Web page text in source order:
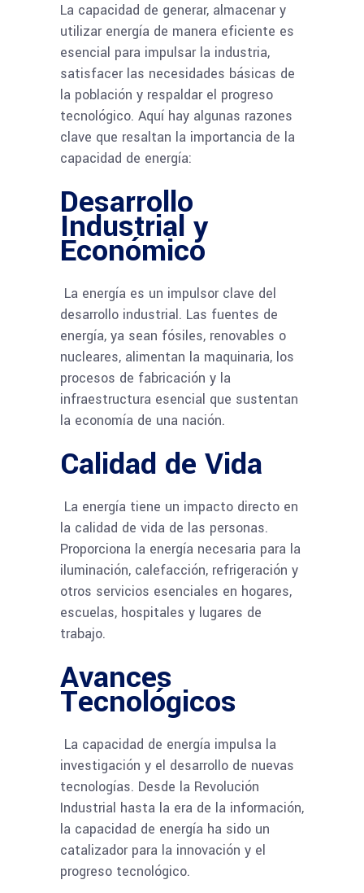
La capacidad de generar, almacenar y
utilizar energía de manera eficiente es
esencial para impulsar la industria,
satisfacer las necesidades básicas de
la población y respaldar el progreso
tecnológico. Aquí hay algunas razones
clave que resaltan la importancia de la
capacidad de energía:
Desarrollo
Industrial y
Económico
La energía es un impulsor clave del
desarrollo industrial. Las fuentes de
energía, ya sean fósiles, renovables o
nucleares, alimentan la maquinaria, los
procesos de fabricación y la
infraestructura esencial que sustentan
la economía de una nación.
Calidad de Vida
La energía tiene un impacto directo en
la calidad de vida de las personas.
Proporciona la energía necesaria para la
iluminación, calefacción, refrigeración y
otros servicios esenciales en hogares,
escuelas, hospitales y lugares de
trabajo.
Avances
Tecnológicos
La capacidad de energía impulsa la
investigación y el desarrollo de nuevas
tecnologías. Desde la Revolución
Industrial hasta la era de la información,
la capacidad de energía ha sido un
catalizador para la innovación y el
progreso tecnológico.